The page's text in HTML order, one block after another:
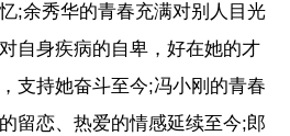
;余秀华的青春充满对别人目光
自身疾病的自卑，好在她的才
支持她奋斗至今;冯小刚的青春
留恋、热爱的情感延续至今;郎